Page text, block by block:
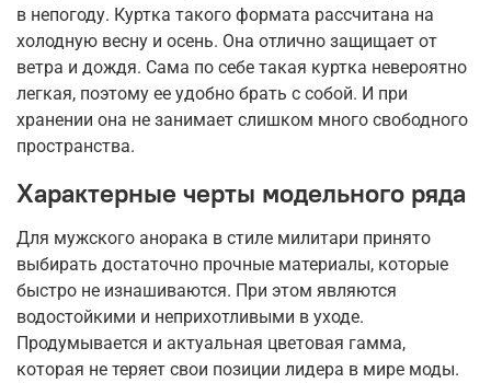
в непогоду. Куртка такого формата рассчитана на
холодную весну и осень. Она отлично защищает от
ветра и дождя. Сама по себе такая куртка невероятно
легкая, поэтому ее удобно брать с собой. И при
хранении она не занимает слишком много свободного
пространства.
Характерные черты модельного ряда
Для мужского анорака в стиле милитари принято
выбирать достаточно прочные материалы, которые
быстро не изнашиваются. При этом являются
водостойкими и неприхотливыми в уходе.
Продумывается и актуальная цветовая гамма,
которая не теряет свои позиции лидера в мире моды.